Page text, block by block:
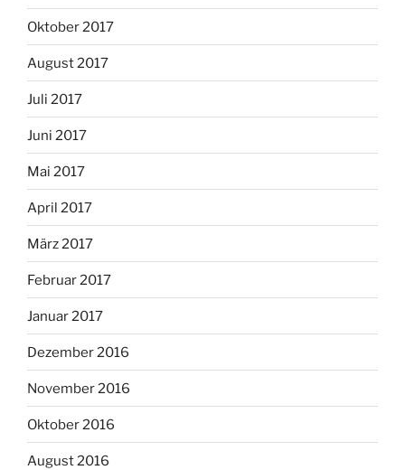
Oktober 2017
August 2017
Juli 2017
Juni 2017
Mai 2017
April 2017
März 2017
Februar 2017
Januar 2017
Dezember 2016
November 2016
Oktober 2016
August 2016